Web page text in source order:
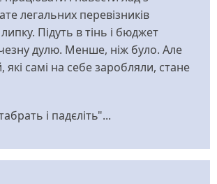
легальних перевізників
Підуть в тінь і бюджет
дулю. Менше, ніж було. Але
які самі на себе заробляли, стане
і падєліть"...